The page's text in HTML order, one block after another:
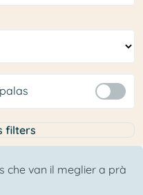
filters
che van il meglier a prà